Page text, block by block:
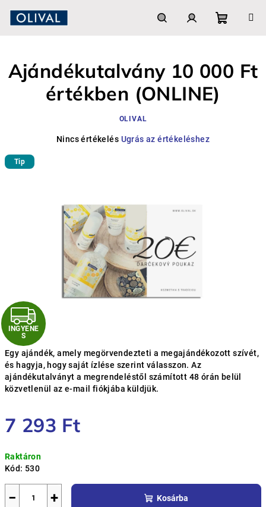
Egy ajándék, amely megörvendezteti a megajándékozott szívét,
és hagyja, hogy saját ízlése szerint válasszon. Az
ajándékutalványt a megrendeléstől számított 48 órán belül
közvetlenül az e-mail fiókjába küldjük.
7 293 Ft
Raktáron
Kód: 530
+
− Kosárba
Ajándékutalvány 10 000 Ft
értékben (ONLINE)
OLIVAL
A
0,0
csillag.
Nincs értékelés Ugrás az értékeléshez
Tip
I
N
G
Y
E
N
E
S
INGYENE
S